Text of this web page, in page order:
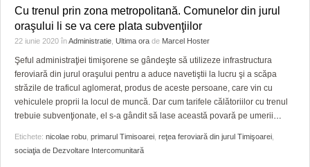
ZIARISTU’ DE TERASĂ
CU OIŞTEA-N KIERKEGAARD
FINANŢĂRI DE LA A LA Z
PE SURSE
UNDE MERGEM
FILME DOCUMENTARE
CLIPURI VIDEO
JOCURI ONLINE
ANUNŢURI
INFO SI UTILE
CULTURA
INVATAMANT
Cu trenul prin zona metropolitană. Comunelor din jurul
oraşului li se va cere plata subvenţiilor
22 iunie 2020 înAdministratie Ultima ora de Marcel Hoster
Şeful administraţiei timişorene se gândeşte să utilizeze infrastructura
feroviară din jurul oraşului pentru a aduce navetiştii la lucru şi a scăpa
străzile de traficul aglomerat, produs de aceste persoane, care vin cu
vehiculele proprii la locul de muncă. Dar cum tarifele călătoriilor cu trenul
trebuie subvenţionate, el s-a gândit să lase această povară pe umerii…
Etichete: nicolae robu primarul Timisoarei reţea feroviară din jurul Timişoarei
sociaţia de Dezvoltare Intercomunitară